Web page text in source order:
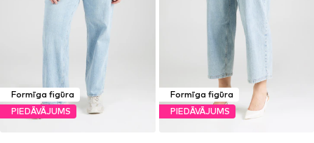
Formīga figūra
PIEDĀVĀJUMS
Formīga figūra
PIEDĀVĀJUMS